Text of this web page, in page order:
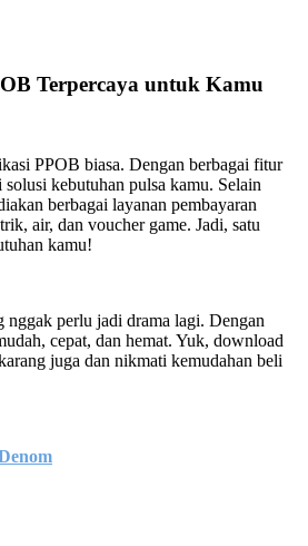
Terpercaya untuk Kamu
PPOB biasa. Dengan berbagai fitur
kebutuhan pulsa kamu. Selain
berbagai layanan pembayaran
air, dan voucher game. Jadi, satu
kamu!
nggak perlu jadi drama lagi. Dengan
cepat, dan hemat. Yuk, download
juga dan nikmati kemudahan beli